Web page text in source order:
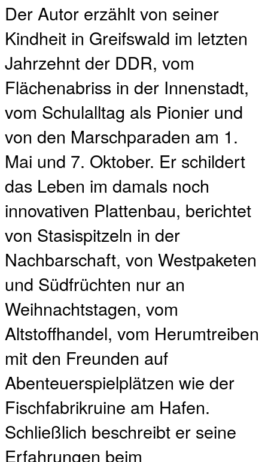
Der Autor erzählt von seiner
Kindheit in Greifswald im letzten
Jahrzehnt der DDR, vom
Flächenabriss in der Innenstadt,
vom Schulalltag als Pionier und
von den Marschparaden am 1.
Mai und 7. Oktober. Er schildert
das Leben im damals noch
innovativen Plattenbau, berichtet
von Stasispitzeln in der
Nachbarschaft, von Westpaketen
und Südfrüchten nur an
Weihnachtstagen, vom
Altstoffhandel, vom Herumtreiben
mit den Freunden auf
Abenteuerspielplätzen wie der
Fischfabrikruine am Hafen.
Schließlich beschreibt er seine
Erfahrungen beim